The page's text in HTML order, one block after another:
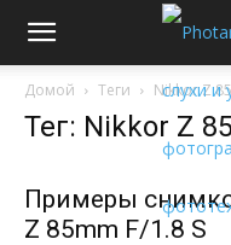
Домой Теги Nikkor Z
Тег: Nikkor Z
Примеры
Z 85mm F/1.8 S